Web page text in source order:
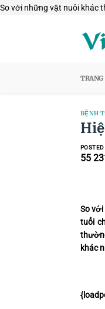
So với những vật nuôi khác
TRANG
BỆNH
55
So
tuổi
khác